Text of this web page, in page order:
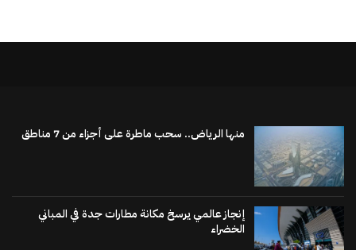
منها الرياض.. سحب ماطرة على أجزاء من 7 مناطق
إنجاز عالمي يرسخ مكانة مطارات جدة في المباني
الخضراء